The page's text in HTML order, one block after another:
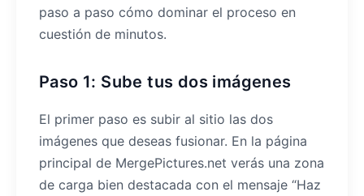
paso a paso cómo dominar el proceso en
cuestión de minutos.
Paso 1: Sube tus dos imágenes
El primer paso es subir al sitio las dos
imágenes que deseas fusionar. En la página
principal de MergePictures.net verás una zona
de carga bien destacada con el mensaje “Haz